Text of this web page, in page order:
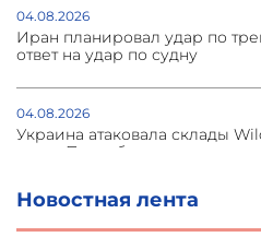
Новостная лента
04.08.2026
Иран планировал удар по
ответ на удар по судну
04.08.2026
Украина атаковала склады
и под Петербургом
03.08.2026
Стратегия безопасности